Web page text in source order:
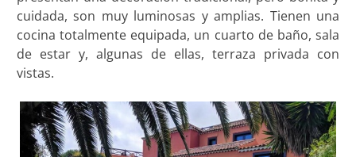
cuidada, son muy luminosas y amplias. Tienen una
cocina totalmente equipada, un cuarto de baño, sala
de estar y, algunas de ellas, terraza privada con
vistas.